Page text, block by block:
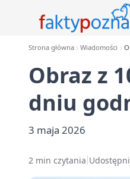
Strona główna Wiadomości
Obraz z
dniu
3 maja 2026
2 min czytania